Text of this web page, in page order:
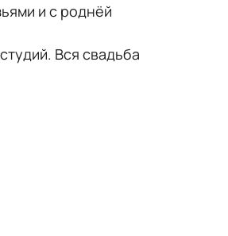
и с роднёй
Вся свадьба